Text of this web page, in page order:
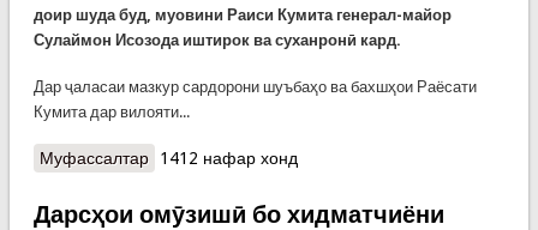
доир шуда буд, муовини Раиси Кумита генерал-майор
Сулаймон Исозода иштирок ва суханронӣ кард.
Дар ҷаласаи мазкур сардорони шуъбаҳо ва бахшҳои Раёсати
Кумита дар вилояти...
Муфассалтаро Раёсати КҲФ дар Хатлон фаъолияти яксолаи
1412 нафар хонд
Дарсҳои омӯзишӣ бо хидматчиёни